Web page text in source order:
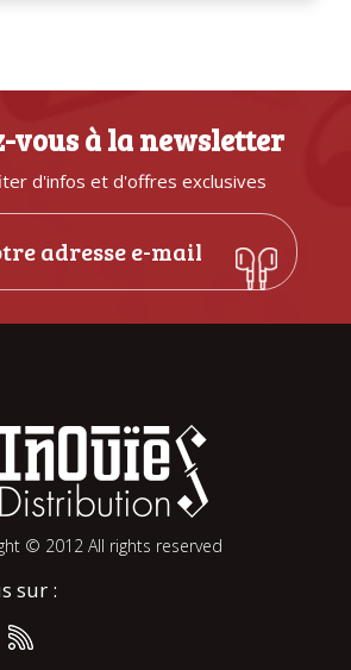
vous à la newsletter
d'infos et d'offres exclusives
© 2012 All rights reserved
sur :